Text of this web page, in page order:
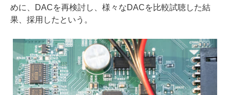
めに、DACを再検討し、様々なDACを比較試聴した結
果、採用したという。